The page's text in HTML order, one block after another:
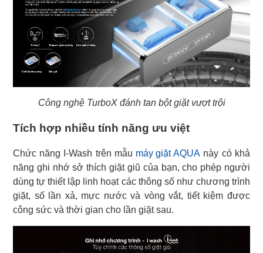
Công nghệ TurboX đánh tan bột giặt vượt trội
Tích hợp nhiều tính năng ưu việt
Chức năng I-Wash trên mẫu máy giặt AQUA này có khả
năng ghi nhớ sở thích giặt giũ của bạn, cho phép người
dùng tự thiết lập linh hoạt các thông số như chương trình
giặt, số lần xả, mực nước và vòng vắt, tiết kiệm được
công sức và thời gian cho lần giặt sau.